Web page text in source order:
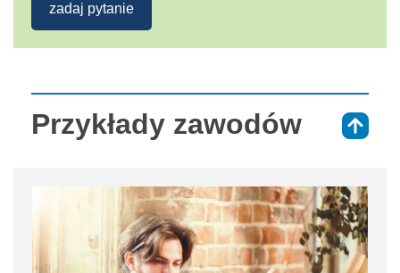
zadaj pytanie
Przykłady zawodów